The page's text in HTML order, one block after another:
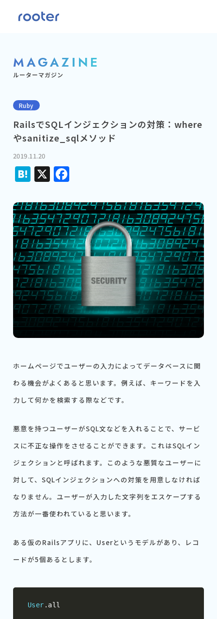
MAGAZINE
ルーターマガジン
Ruby
RailsでSQLインジェクションの対策：where
やsanitize_sqlメソッド
2019.11.20
Hatena
X Facebook
ホームページでユーザーの入力によってデータベースに関
わる機会がよくあると思います。例えば、キーワードを入
力して何かを検索する際などです。
悪意を持つユーザーがSQL文などを入れることで、サービ
スに不正な操作をさせることができます。これはSQLイン
ジェクションと呼ばれます。このような悪質なユーザーに
対して、SQLインジェクションへの対策を用意しなければ
なりません。ユーザーが入力した文字列をエスケープする
方法が一番使われていると思います。
ある仮のRailsアプリに、Userというモデルがあり、レコ
ードが5個あるとします。
User . all